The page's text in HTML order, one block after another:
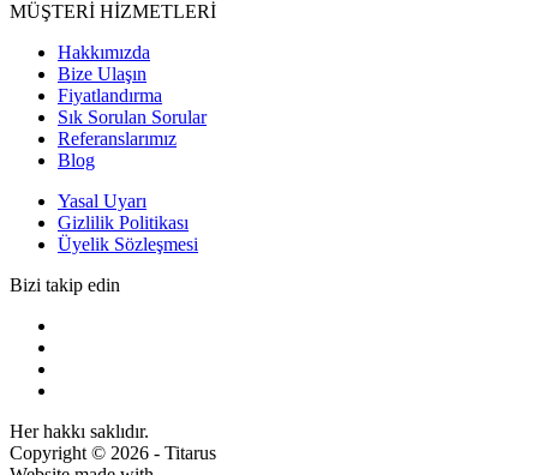
MÜŞTERİ HİZMETLERİ
Hakkımızda
Bize Ulaşın
Fiyatlandırma
Sık Sorulan Sorular
Referanslarımız
Blog
Yasal Uyarı
Gizlilik Politikası
Üyelik Sözleşmesi
Bizi takip edin
Her hakkı saklıdır.
Copyright © 2026 - Titarus